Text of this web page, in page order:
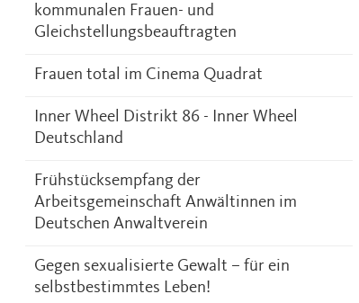
kommunalen Frauen- und
Gleichstellungsbeauftragten
Frauen total im Cinema Quadrat
Inner Wheel Distrikt 86 - Inner Wheel
Deutschland
Frühstücksempfang der
Arbeitsgemeinschaft Anwältinnen im
Deutschen Anwaltverein
Gegen sexualisierte Gewalt – für ein
selbstbestimmtes Leben!